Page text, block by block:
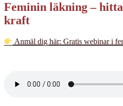
Feminin läkning –
kraft
Anmäl dig här: Gratis webinar i